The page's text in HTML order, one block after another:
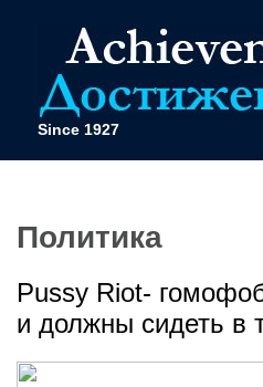
Since 1927
Политика
Pussy Riot-
и должны сидеть в